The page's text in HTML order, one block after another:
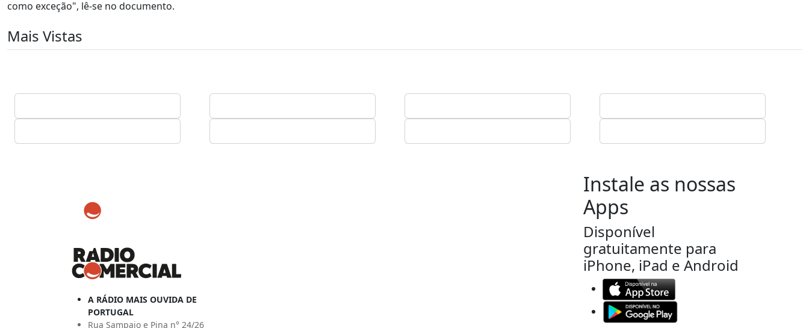
como exceção", lê-se no documento.
Mais Vistas
A RÁDIO MAIS OUVIDA DE
PORTUGAL
Rua Sampaio e Pina n° 24/26
Instale as nossas
Apps
Disponível
gratuitamente para
iPhone, iPad e Android